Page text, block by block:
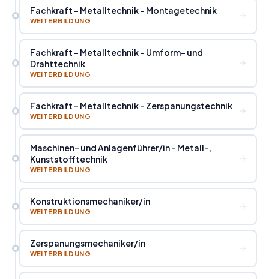
Fachkraft - Metalltechnik - Montagetechnik
WEITERBILDUNG
Fachkraft - Metalltechnik - Umform- und
Drahttechnik
WEITERBILDUNG
Fachkraft - Metalltechnik - Zerspanungstechnik
WEITERBILDUNG
Maschinen- und Anlagenführer/in - Metall-,
Kunststofftechnik
WEITERBILDUNG
Konstruktionsmechaniker/in
WEITERBILDUNG
Zerspanungsmechaniker/in
WEITERBILDUNG